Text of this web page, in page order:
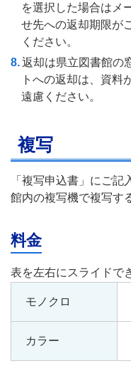
を選択した場合はメ
せ先への返却期限が
ください。
返却は県立図書館の
トへの返却は、資料
遠慮ください。
複写
「複写申込書」にご
館内の複写機で複写す
料金
モノクロ
カラー